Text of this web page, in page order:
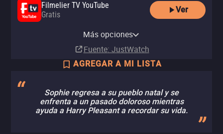
Filmelier TV YouTube
Gratis
Ver
Más opciones
Fuente: JustWatch
AGREGAR A MI LISTA
Sophie regresa a su pueblo natal y se
enfrenta a un pasado doloroso mientras
ayuda a Harry Pleasant a recordar su vida.